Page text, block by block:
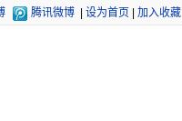
腾讯微博 设为首页 加入收藏